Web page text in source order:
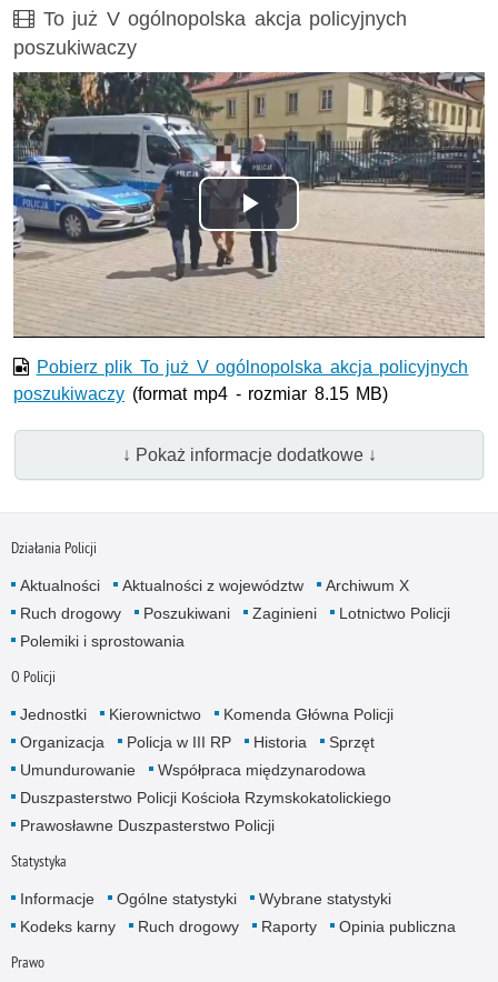
Film
To już V ogólnopolska akcja policyjnych
poszukiwaczy
Odtwórz
wideo
Pobierz plik To już V ogólnopolska akcja policyjnych
poszukiwaczy (format mp4 - rozmiar 8.15 MB)
↓ Pokaż informacje dodatkowe ↓
Działania Policji
Aktualności Aktualności z województw
Archiwum X
Ruch drogowy
Poszukiwani Zaginieni
Lotnictwo Policji
Polemiki i sprostowania
O Policji
Jednostki Kierownictwo
Komenda Główna Policji
Organizacja
Policja w III RP Historia
Sprzęt
Umundurowanie
Współpraca międzynarodowa
Duszpasterstwo Policji Kościoła Rzymskokatolickiego
Prawosławne Duszpasterstwo Policji
Statystyka
Informacje Ogólne statystyki
Wybrane statystyki
Kodeks karny
Ruch drogowy Raporty Opinia publiczna
Prawo